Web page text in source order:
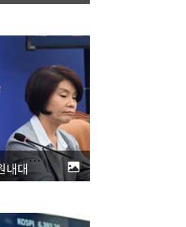
[포토] 더불어민주당 원내대책회의